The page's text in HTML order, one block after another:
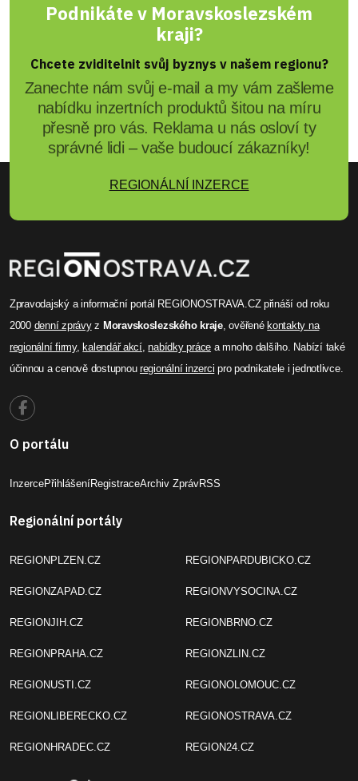
Podnikáte v Moravskoslezském
kraji?
Chcete zviditelnit svůj byznys v našem regionu?
Zanechte nám svůj e-mail a my vám zašleme
nabídku inzertních produktů šitou na míru
přesně pro vás. Reklama u nás osloví ty
správné lidi – vaše budoucí zákazníky!
REGIONÁLNÍ INZERCE
Zpravodajský a informační portál REGIONOSTRAVA.CZ přináší od roku
2000 denní zprávyz Moravskoslezského kraje, ověřené kontakty na
regionální firmy, kalendář akcí,nabídky práce a mnoho dalšího. Nabízí také
účinnou a cenově dostupnou regionální inzerci pro podnikatele i jednotlivce.
O portálu
InzercePřihlášeníRegistraceArchiv ZprávRSS
Regionální portály
REGIONPLZEN.CZ
REGIONZAPAD.CZ
REGIONJIH.CZ
REGIONPRAHA.CZ
REGIONUSTI.CZ
REGIONLIBERECKO.CZ
REGIONHRADEC.CZ
REGIONPARDUBICKO.CZ
REGIONVYSOCINA.CZ
REGIONBRNO.CZ
REGIONZLIN.CZ
REGIONOLOMOUC.CZ
REGIONOSTRAVA.CZ
REGION24.CZ